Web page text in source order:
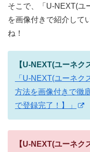
そこで、「U-NEXT(ユ
を画像付きで紹介して
ね！
【U-NEXT(ユーネク
「U-NEXT(ユーネク
方法を画像付きで徹
で登録完了！】」
【U-NEXT(ユーネク